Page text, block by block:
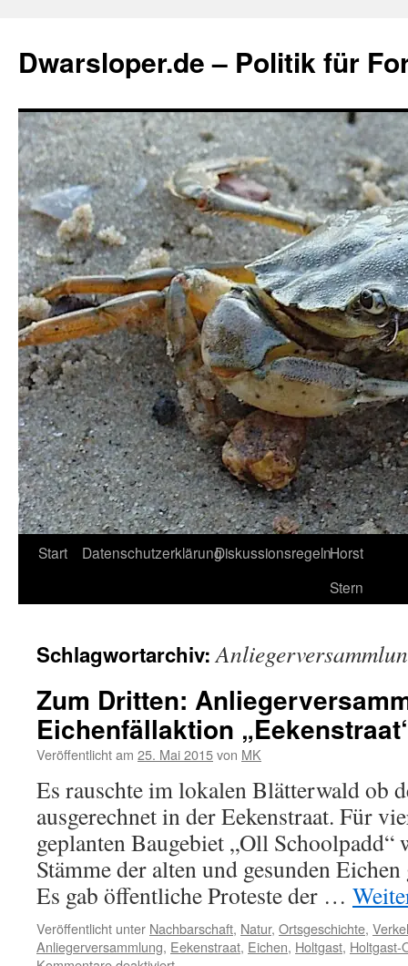
springen
Dwarsloper.de – Politik für
Start DatenschutzerklärungDiskussionsregelnHorst
Stern
Schlagwortarchiv:
Zum Dritten:
Eichenfällaktion
Veröffentlicht am 25. Mai 2015von MK
Es rauschte im lokalen Blätterwald ob
ausgerechnet in der Eekenstraat. Für
geplanten Baugebiet „Oll Schoolpadd“
Stämme der alten und gesunden
Es gab öffentliche Proteste der …
Veröffentlicht unter Nachbarschaft, Natur, Ortsgeschichte,
Anliegerversammlung, Eekenstraat, Eichen, Holtgast, Holtgast-